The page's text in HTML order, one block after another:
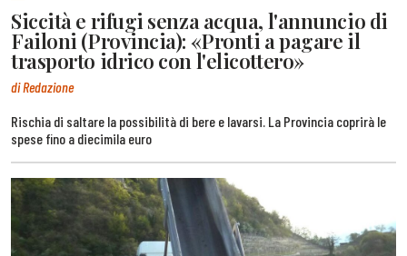
Siccità e rifugi senza acqua, l'annuncio di
Failoni (Provincia): «Pronti a pagare il
trasporto idrico con l'elicottero»
di Redazione
Rischia di saltare la possibilità di bere e lavarsi. La Provincia coprirà le
spese fino a diecimila euro